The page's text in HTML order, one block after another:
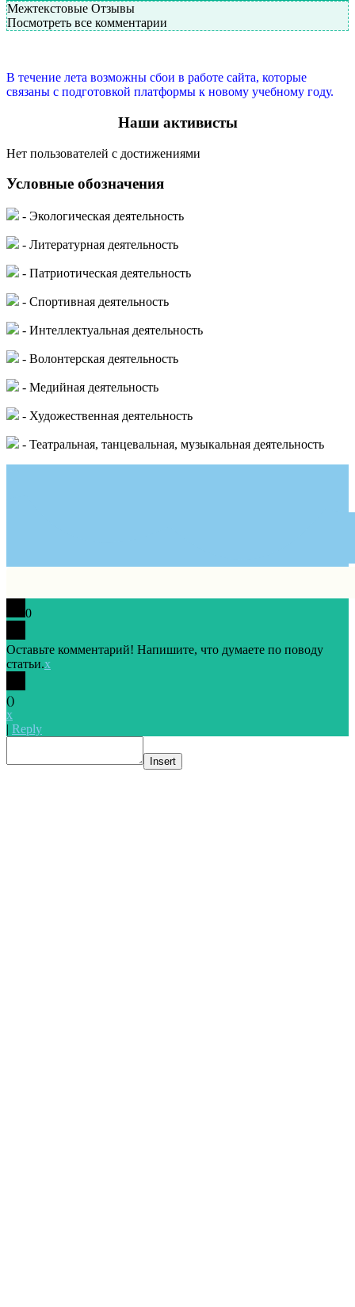
Межтекстовые Отзывы
Посмотреть все комментарии
В течение лета возможны сбои в работе сайта, которые
связаны с подготовкой платформы к новому учебному году.
Наши активисты
Нет пользователей с достижениями
Условные обозначения
- Экологическая деятельность
- Литературная деятельность
- Патриотическая деятельность
- Спортивная деятельность
- Интеллектуальная деятельность
- Волонтерская деятельность
- Медийная деятельность
- Художественная деятельность
- Театральная, танцевальная, музыкальная деятельность
0
Оставьте комментарий! Напишите, что думаете по поводу
статьи.x
()
x
Reply
Insert